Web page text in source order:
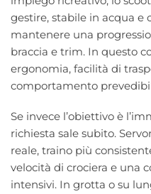
gestire, stabile in acqua e
mantenere una
braccia e trim. In questo
ergonomia, facilità di
comportamento
Se invece l’obiettivo è
richiesta sale subito.
reale, traino più
velocità di crociera e una
intensivi. In grotta o su